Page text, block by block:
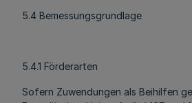
5.4 Bemessungsgrundlage
5.4.1 Förderarten
Sofern Zuwendungen als Beihilfen